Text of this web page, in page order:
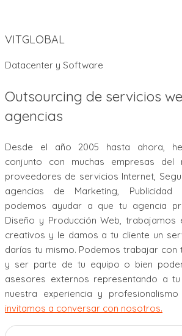
VITGLOBAL
Datacenter y Software
Outsourcing de servicios
agencias
Desde el año 2005 hasta ahora,
conjunto con muchas empresas del
proveedores de servicios Internet,
agencias de Marketing, Publicidad
podemos ayudar a que tu agencia
Diseño y Producción Web, trabajamos
creativos y le damos a tu cliente un
darías tu mismo. Podemos trabajar con
y ser parte de tu equipo o bien
asesores externos representando a
nuestra experiencia y
invitamos a conversar con nosotros.